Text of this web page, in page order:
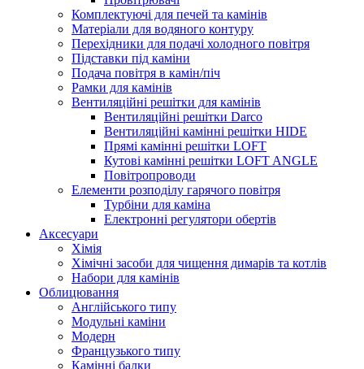
Комплектуючі для печей та камінів
Матеріали для водяного контуру
Перехідники для подачі холодного повітря
Підставки під каміни
Подача повітря в камін/піч
Рамки для камінів
Вентиляційні решітки для камінів
Вентиляційні решітки Darco
Вентиляційні камінні решітки HIDE
Прямі камінні решітки LOFT
Кутові камінні решітки LOFT ANGLE
Повітропроводи
Елементи розподілу гарячого повітря
Турбіни для каміна
Електронні регулятори обертів
Аксесуари
Хімія
Хімічні засоби для чищення димарів та котлів
Набори для камінів
Облицювання
Англійського типу
Модульні каміни
Модерн
Французького типу
Камінні балки